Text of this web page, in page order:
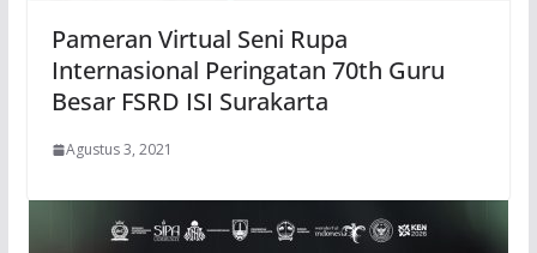
Pameran Virtual Seni Rupa
Internasional Peringatan 70th Guru
Besar FSRD ISI Surakarta
Agustus 3, 2021